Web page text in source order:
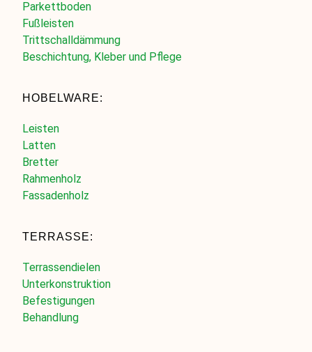
Parkettboden
Fußleisten
Trittschalldämmung
Beschichtung, Kleber und Pflege
HOBELWARE:
Leisten
Latten
Bretter
Rahmenholz
Fassadenholz
TERRASSE:
Terrassendielen
Unterkonstruktion
Befestigungen
Behandlung